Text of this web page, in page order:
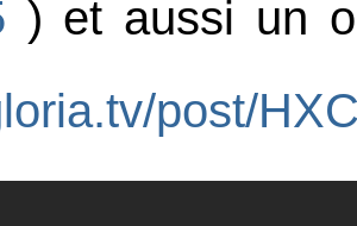
) et aussi un
post/